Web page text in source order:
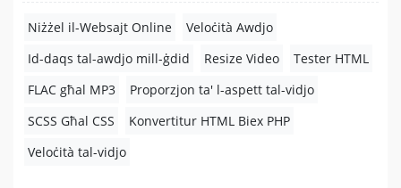
Niżżel il-Websajt Online
Veloċità Awdjo
Id-daqs tal-awdjo mill-ġdid
Resize Video
Tester HTML
FLAC għal MP3
Proporzjon ta' l-aspett tal-vidjo
SCSS Għal CSS
Konvertitur HTML Biex PHP
Veloċità tal-vidjo